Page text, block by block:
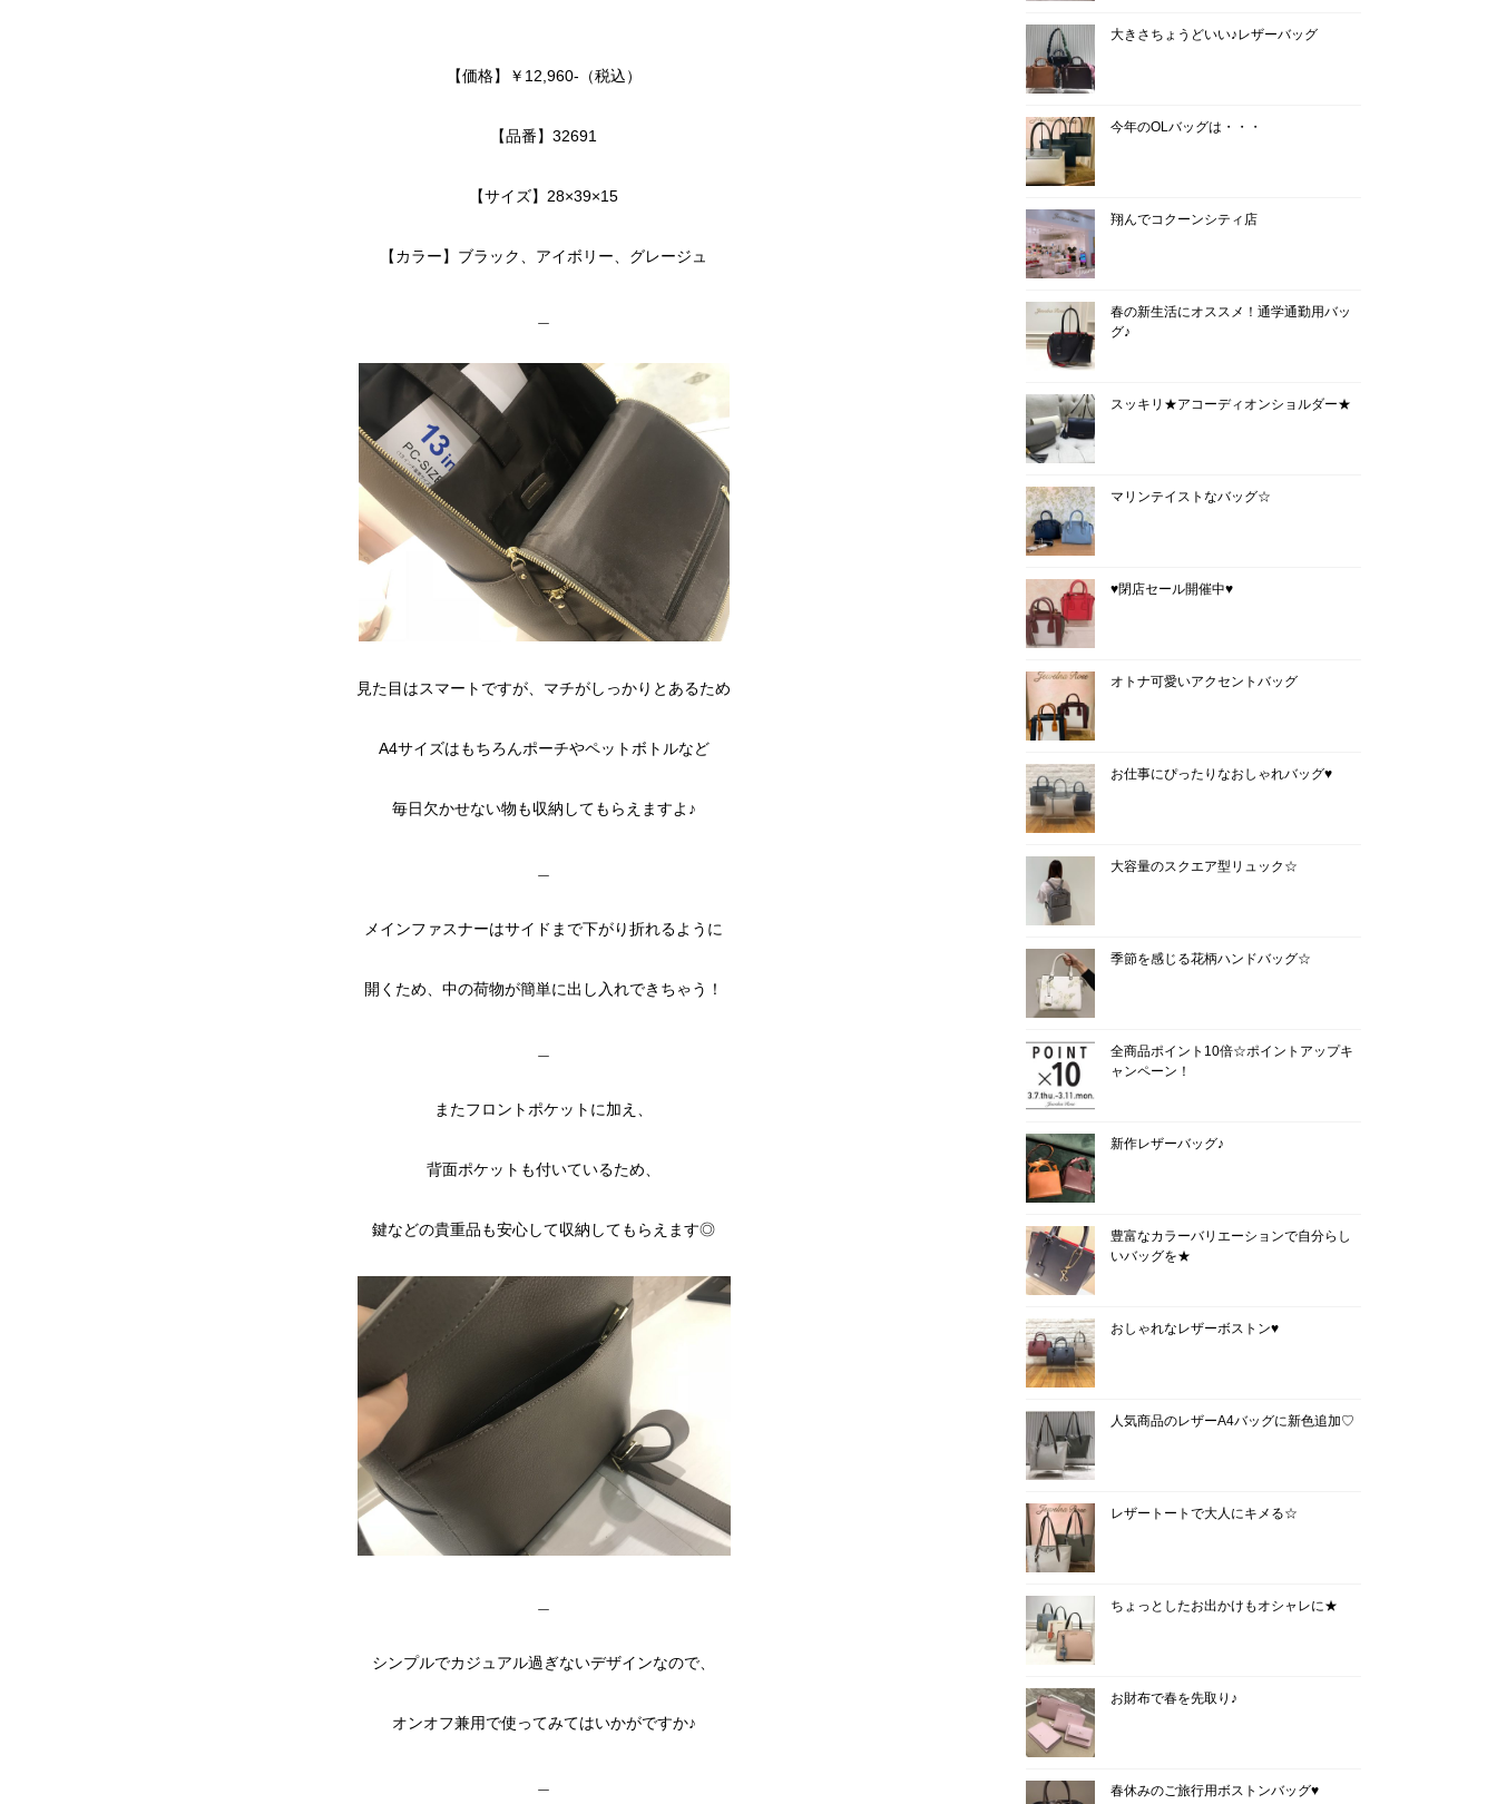
【価格】￥12,960-（税込）
【品番】32691
【サイズ】28×39×15
【カラー】ブラック、アイボリー、グレージュ
見た目はスマートですが、マチがしっかりとあるため
A4サイズはもちろんポーチやペットボトルなど
毎日欠かせない物も収納してもらえますよ♪
メインファスナーはサイドまで下がり折れるように
開くため、中の荷物が簡単に出し入れできちゃう！
またフロントポケットに加え、
背面ポケットも付いているため、
鍵などの貴重品も安心して収納してもらえます◎
シンプルでカジュアル過ぎないデザインなので、
オンオフ兼用で使ってみてはいかがですか♪
大きさちょうどいい♪レザーバッグ
今年のOLバッグは・・・
翔んでコクーンシティ店
春の新生活にオススメ！通学通勤用バッ
グ♪
スッキリ★アコーディオンショルダー★
マリンテイストなバッグ☆
♥閉店セール開催中♥
オトナ可愛いアクセントバッグ
お仕事にぴったりなおしゃれバッグ♥
大容量のスクエア型リュック☆
季節を感じる花柄ハンドバッグ☆
全商品ポイント10倍☆ポイントアップキ
ャンペーン！
新作レザーバッグ♪
豊富なカラーバリエーションで自分らし
いバッグを★
おしゃれなレザーボストン♥
人気商品のレザーA4バッグに新色追加♡
レザートートで大人にキメる☆
ちょっとしたお出かけもオシャレに★
お財布で春を先取り♪
春休みのご旅行用ボストンバッグ♥